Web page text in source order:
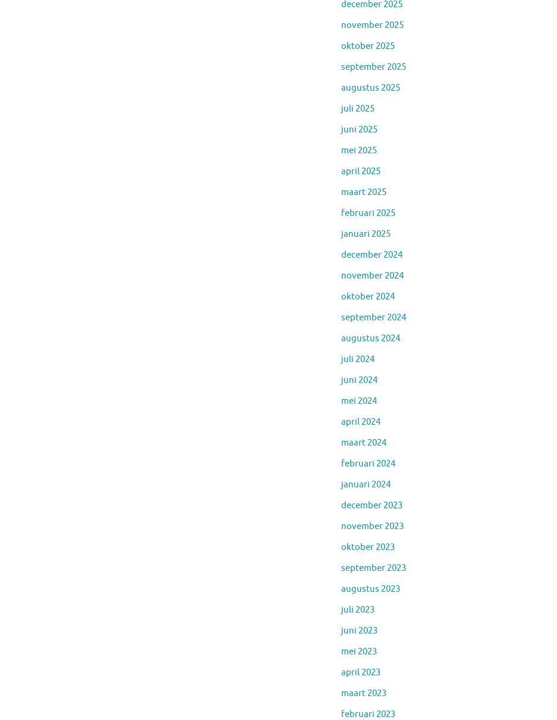
december 2025
november 2025
oktober 2025
september 2025
augustus 2025
juli 2025
juni 2025
mei 2025
april 2025
maart 2025
februari 2025
januari 2025
december 2024
november 2024
oktober 2024
september 2024
augustus 2024
juli 2024
juni 2024
mei 2024
april 2024
maart 2024
februari 2024
januari 2024
december 2023
november 2023
oktober 2023
september 2023
augustus 2023
juli 2023
juni 2023
mei 2023
april 2023
maart 2023
februari 2023